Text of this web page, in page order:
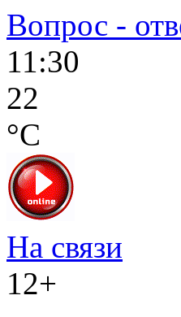
Вопрос -
11:30
22
°C
На связи
12+